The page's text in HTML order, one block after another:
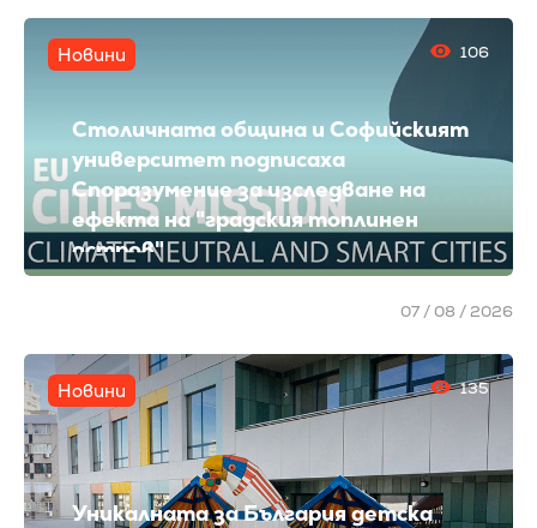
Столичната община и Софийският
университет подписаха
Споразумение за изследване на
ефекта на "градския топлинен
остров"
Новини 106
07 / 08 / 2026
Уникалната за България детска
Новини 135